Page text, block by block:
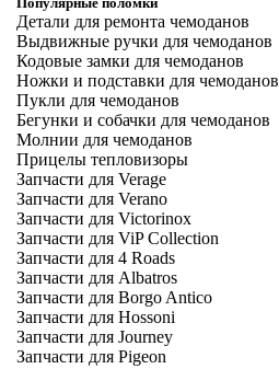
Детали для ремонта чемоданов
Выдвижные ручки для чемоданов
Кодовые замки для чемоданов
Ножки и подставки для чемоданов
Пукли для чемоданов
Бегунки и собачки для чемоданов
Молнии для чемоданов
Прицелы тепловизоры
Запчасти для Verage
Запчасти для Verano
Запчасти для Victorinox
Запчасти для ViP Collection
Запчасти для 4 Roads
Запчасти для Albatros
Запчасти для Borgo Antico
Запчасти для Hossoni
Запчасти для Journey
Запчасти для Pigeon